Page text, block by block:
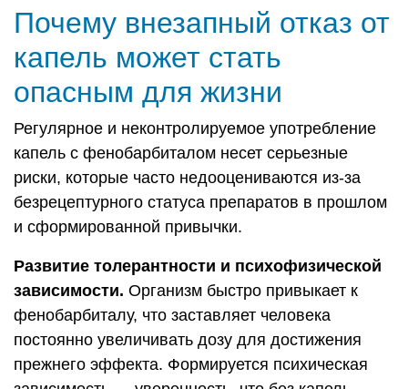
Почему внезапный отказ от
капель может стать
опасным для жизни
Регулярное и неконтролируемое употребление
капель с фенобарбиталом несет серьезные
риски, которые часто недооцениваются из-за
безрецептурного статуса препаратов в прошлом
и сформированной привычки.
Развитие толерантности и психофизической
зависимости. Организм быстро привыкает к
фенобарбиталу, что заставляет человека
постоянно увеличивать дозу для достижения
прежнего эффекта. Формируется психическая